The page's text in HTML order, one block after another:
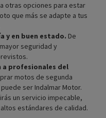
otras opciones para estar
que más se adapte a tus
y en buen estado. De
seguridad y
a profesionales del
motos de segunda
ser Indalmar Motor.
un servicio impecable,
estándares de calidad.